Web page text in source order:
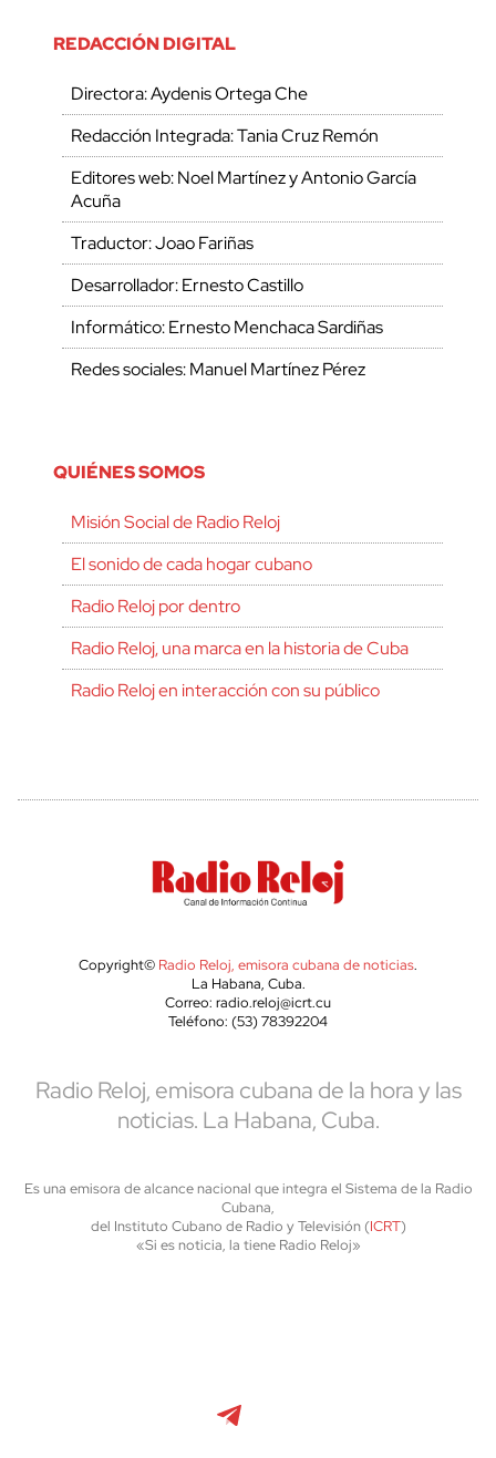
REDACCIÓN DIGITAL
Directora: Aydenis Ortega Che
Redacción Integrada: Tania Cruz Remón
Editores web: Noel Martínez y Antonio García
Acuña
Traductor: Joao Fariñas
Desarrollador: Ernesto Castillo
Informático: Ernesto Menchaca Sardiñas
Redes sociales: Manuel Martínez Pérez
QUIÉNES SOMOS
Misión Social de Radio Reloj
El sonido de cada hogar cubano
Radio Reloj por dentro
Radio Reloj, una marca en la historia de Cuba
Radio Reloj en interacción con su público
Copyright© Radio Reloj, emisora cubana de noticias.
La Habana, Cuba.
Correo: radio.reloj@icrt.cu
Teléfono: (53) 78392204
Radio Reloj, emisora cubana de la hora y las
noticias. La Habana, Cuba.
Es una emisora de alcance nacional que integra el Sistema de la Radio
Cubana,
del Instituto Cubano de Radio y Televisión (ICRT)
«Si es noticia, la tiene Radio Reloj»